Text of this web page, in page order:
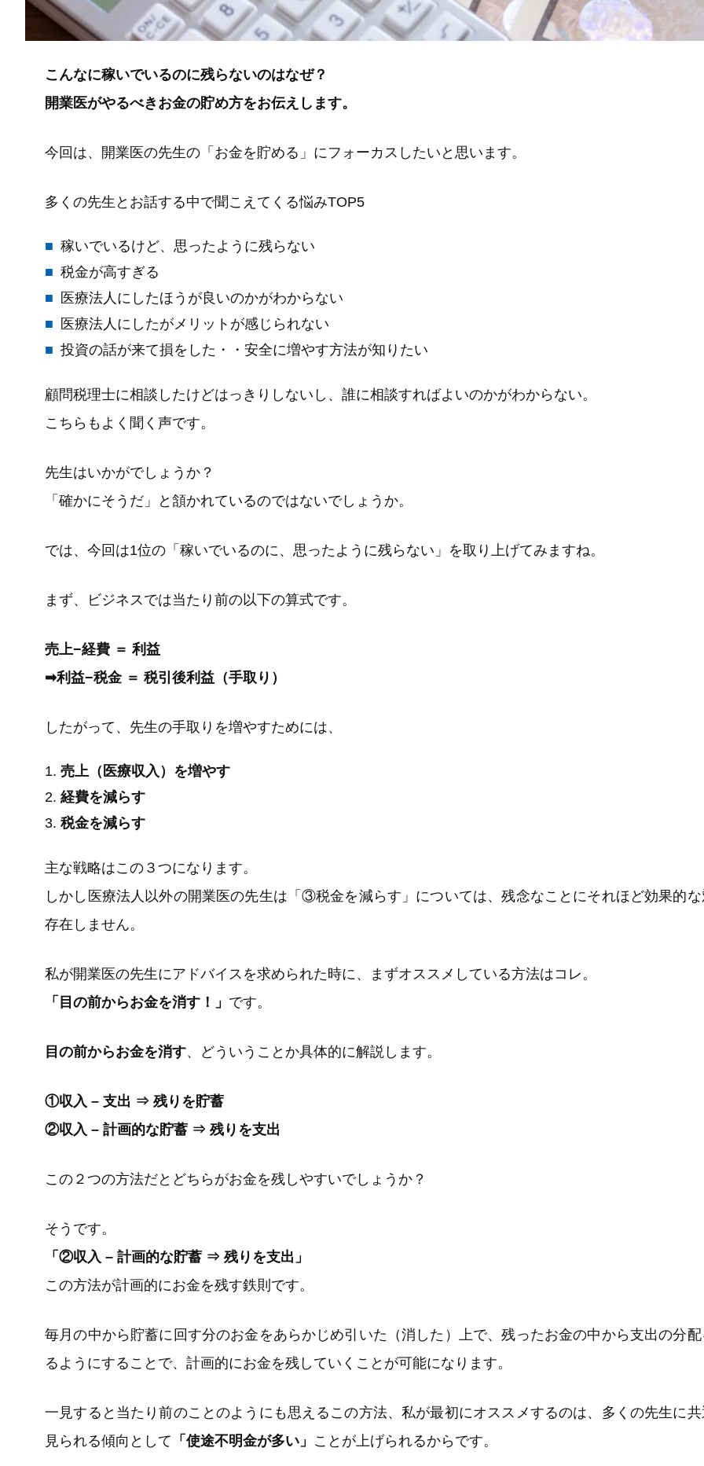
こんなに稼いでいるのに残らないのはなぜ？
開業医がやるべきお金の貯め方をお伝えします。
今回は、開業医の先生の「お金を貯める」にフォーカスしたいと思います。
多くの先生とお話する中で聞こえてくる悩みTOP5
稼いでいるけど、思ったように残らない
税金が高すぎる
医療法人にしたほうが良いのかがわからない
医療法人にしたがメリットが感じられない
投資の話が来て損をした・・安全に増やす方法が知りたい
顧問税理士に相談したけどはっきりしないし、誰に相談すればよいのかがわからない。
こちらもよく聞く声です。
先生はいかがでしょうか？
「確かにそうだ」と頷かれているのではないでしょうか。
では、今回は1位の「稼いでいるのに、思ったように残らない」を取り上げてみますね。
まず、ビジネスでは当たり前の以下の算式です。
売上−経費 ＝ 利益
➡︎利益−税金 ＝ 税引後利益（手取り）
したがって、先生の手取りを増やすためには、
売上（医療収入）を増やす
経費を減らす
税金を減らす
主な戦略はこの３つになります。
しかし医療法人以外の開業医の先生は「③税金を減らす」については、残念なことにそれほど効果的
存在しません。
私が開業医の先生にアドバイスを求められた時に、まずオススメしている方法はコレ。
「目の前からお金を消す！」 です。
目の前からお金を消す、どういうことか具体的に解説します。
①収入 – 支出 ⇒ 残りを貯蓄
②収入 – 計画的な貯蓄 ⇒ 残りを支出
この２つの方法だとどちらがお金を残しやすいでしょうか？
そうです。
「②収入 – 計画的な貯蓄 ⇒ 残りを支出」
この方法が計画的にお金を残す鉄則です。
毎月の中から貯蓄に回す分のお金をあらかじめ引いた（消した）上で、残ったお金の中から支出の分
るようにすることで、計画的にお金を残していくことが可能になります。
一見すると当たり前のことのようにも思えるこの方法、私が最初にオススメするのは、多くの先生に
見られる傾向として 「使途不明金が多い」 ことが上げられるからです。